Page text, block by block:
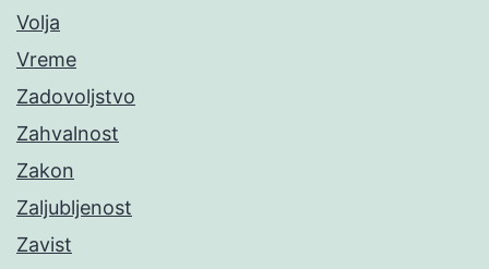
Volja
Vreme
Zadovoljstvo
Zahvalnost
Zakon
Zaljubljenost
Zavist